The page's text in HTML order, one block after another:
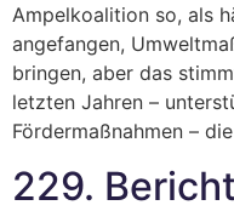
Ampelkoalition so, als
angefangen,
bringen, aber das
letzten Jahren –
Fördermaßnahmen –
229.